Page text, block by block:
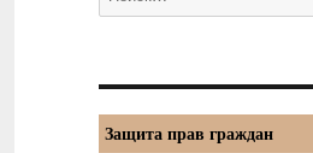
Защита прав граждан